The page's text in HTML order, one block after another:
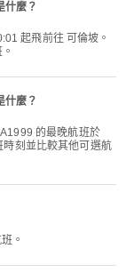
什麼？
什麼？
刻並比較其他可選航
。